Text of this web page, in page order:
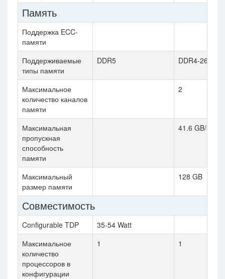
Память
Поддержка ECC-
памяти
Поддерживаемые
типы памяти
DDR5 DDR4-2666
Максимальное
количество каналов
памяти
2
Максимальная
пропускная
способность
памяти
41.6 GB/s
Максимальный
размер памяти
128 GB
Совместимость
Configurable TDP
35-54 Watt
Максимальное
количество
процессоров в
конфигурации
1 1